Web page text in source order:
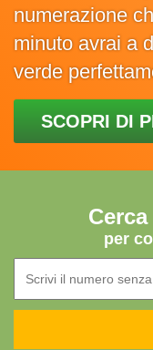
numerazione
minuto avrai a
verde
SCOPRI DI
per